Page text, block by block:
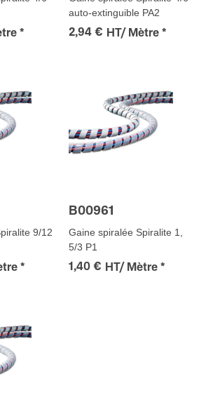
*
auto-extinguible PA2
2,94 € HT/ Mètre *
9/12
*
B00961
Gaine spiralée Spiralite 1,
5/3 P1
1,40 € HT/ Mètre *